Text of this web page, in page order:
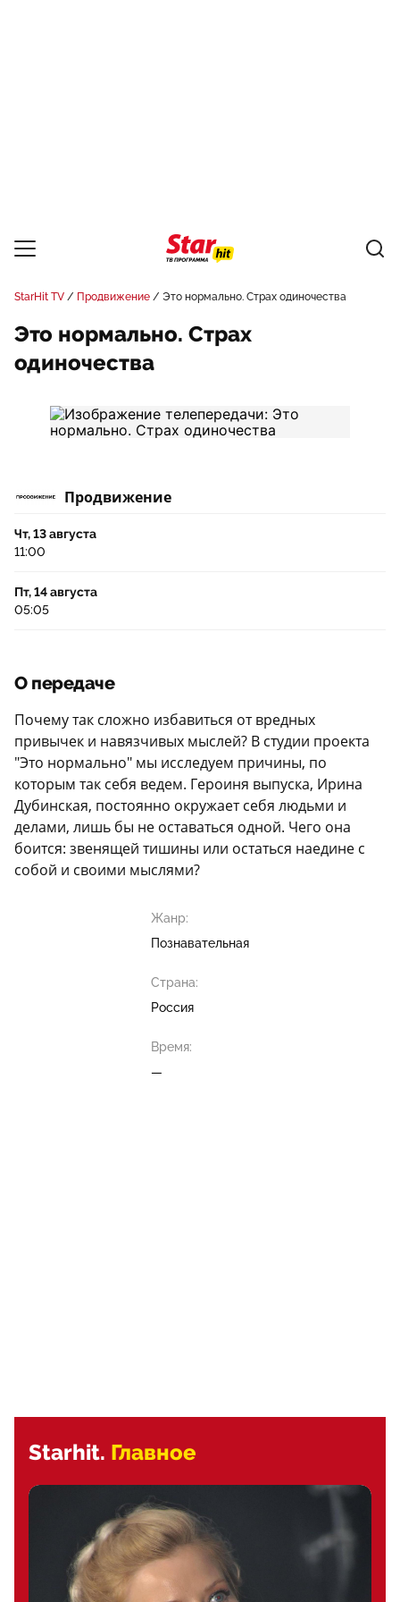
StarHit TV Продвижение Это нормально. Страх одиночества
Это нормально. Страх
одиночества
Продвижение
Чт, 13 августа
11:00
Пт, 14 августа
05:05
О передаче
Почему так сложно избавиться от вредных
привычек и навязчивых мыслей? В студии проекта
"Это нормально" мы исследуем причины, по
которым так себя ведем. Героиня выпуска, Ирина
Дубинская, постоянно окружает себя людьми и
делами, лишь бы не оставаться одной. Чего она
боится: звенящей тишины или остаться наедине с
собой и своими мыслями?
Жанр:
Познавательная
Страна:
Россия
Время:
—
Starhit. Главное